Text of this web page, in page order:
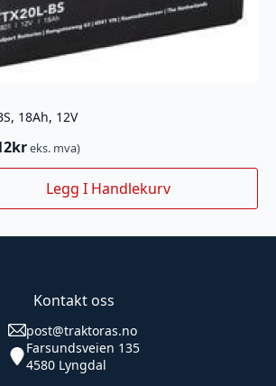
18Ah, 12V
kreks. mva)
Legg I Handlekurv
Kontakt oss
post@traktoras.no
Farsundsveien 135
4580 Lyngdal